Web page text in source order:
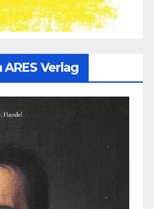
Verlag